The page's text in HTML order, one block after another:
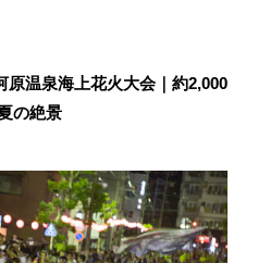
原温泉海上花火大会｜約2,000
の絶景